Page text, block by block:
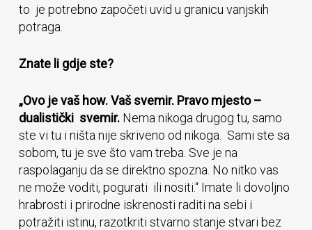
to je potrebno započeti uvid u granicu vanjskih
potraga.
Znate li gdje ste?
„Ovo je vaš how. Vaš svemir. Pravo mjesto –
dualistički svemir.Nema nikoga drugog tu, samo
ste vi tu i ništa nije skriveno od nikoga. Sami ste sa
sobom, tu je sve što vam treba. Sve je na
raspolaganju da se direktno spozna. No nitko vas
ne može voditi, pogurati ili nositi.“ Imate li dovoljno
hrabrosti i prirodne iskrenosti raditi na sebi i
potražiti istinu, razotkriti stvarno stanje stvari bez